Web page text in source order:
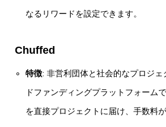
なるリワードを設定できます。
Chuffed
特徴: 非営利団体と社会的なプロジェ
ドファンディングプラットフォーム
を直接プロジェクトに届け、手数料